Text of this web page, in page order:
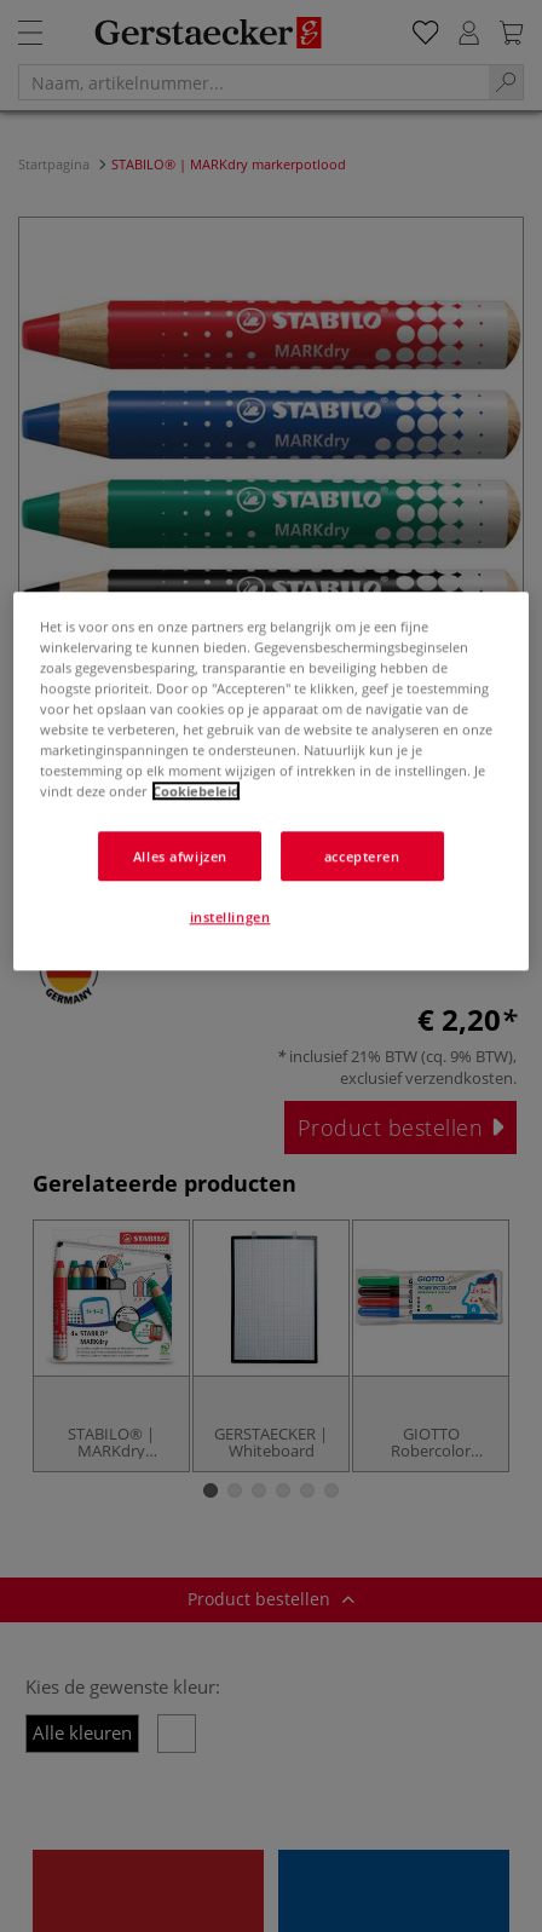
Startpagina STABILO® | MARKdry markerpotlood
STABILO® | MARKdry
markerpotlood
0 Beoordeling
€ 2,20
inclusief 21% BTW (cq. 9% BTW),
exclusiefverzendkosten.
Product bestellen
Gerelateerde producten
STABILO® |
MARKdry
markerpotlood —
GERSTAECKER |
Whiteboard
GIOTTO
Robercolor
Whiteboard
Product bestellen
Kies de gewenste kleur:
Alle kleuren
Het is voor ons en onze partners erg belangrijk om je een fijne
winkelervaring te kunnen bieden. Gegevensbeschermingsbeginselen
zoals gegevensbesparing, transparantie en beveiliging hebben de
hoogste prioriteit. Door op "Accepteren" te klikken, geef je toestemming
voor het opslaan van cookies op je apparaat om de navigatie van de
website te verbeteren, het gebruik van de website te analyseren en onze
marketinginspanningen te ondersteunen. Natuurlijk kun je je
toestemming op elk moment wijzigen of intrekken in de instellingen. Je
vindt deze onder Cookiebeleid
Alles afwijzen accepteren
instellingen